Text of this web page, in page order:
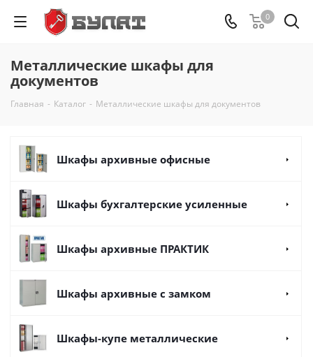
0
Металлические шкафы для
документов
Главная - Каталог - Металлические шкафы для документов
Шкафы архивные офисные
Шкафы бухгалтерские усиленные
Шкафы архивные ПРАКТИК
Шкафы архивные с замком
Шкафы-купе металлические